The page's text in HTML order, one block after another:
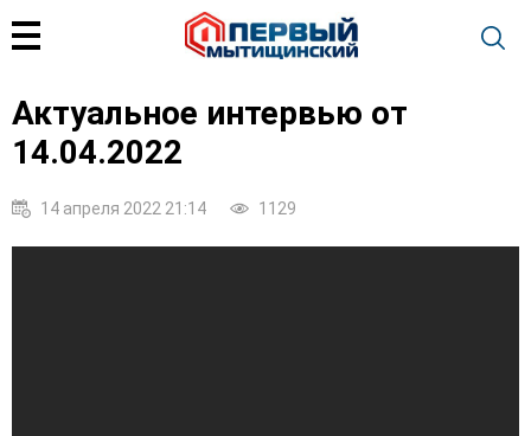
Актуальное интервью от
14.04.2022
14 апреля 2022 21:14 1129